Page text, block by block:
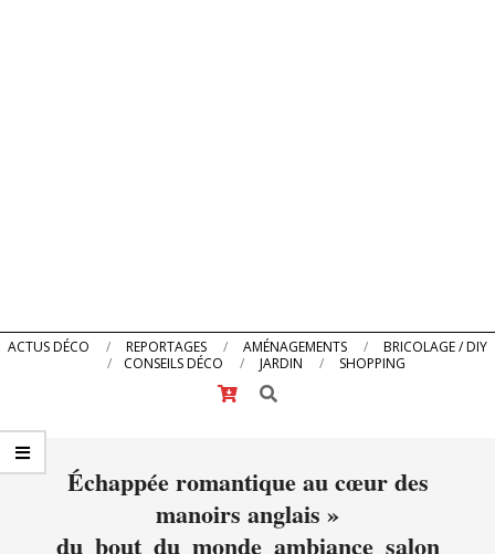
Primary
ACTUS DÉCO REPORTAGES AMÉNAGEMENTS
BRICOLAGE / DIY
CONSEILS DÉCO
JARDIN
SHOPPING
Search
Échappée romantique au cœur des
manoirs anglais »
du_bout_du_monde_ambiance_salon